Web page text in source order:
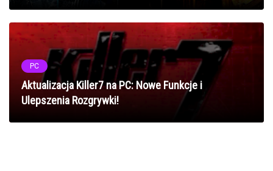
PC
Aktualizacja Killer7 na PC: Nowe Funkcje i
Ulepszenia Rozgrywki!